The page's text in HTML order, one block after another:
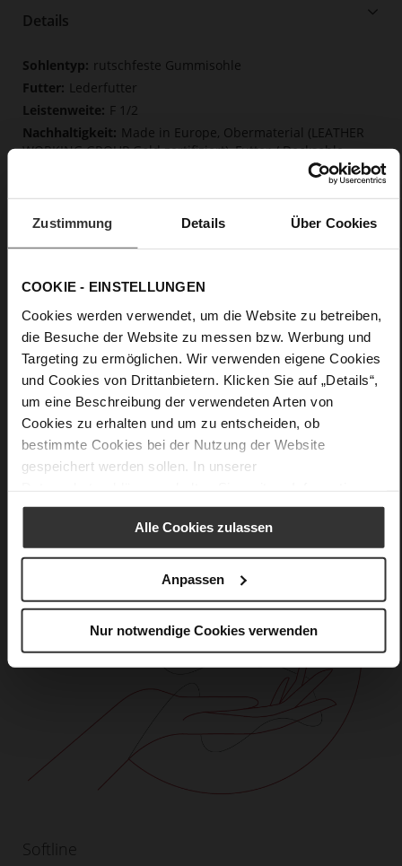
Zustimmung Details Über Cookies
COOKIE - EINSTELLUNGEN
Cookies werden verwendet, um die Website zu betreiben,
die Besuche der Website zu messen bzw. Werbung und
Targeting zu ermöglichen. Wir verwenden eigene Cookies
und Cookies von Drittanbietern. Klicken Sie auf „Details“,
um eine Beschreibung der verwendeten Arten von
Cookies zu erhalten und um zu entscheiden, ob
bestimmte Cookies bei der Nutzung der Website
gespeichert werden sollen. In unserer
Alle Cookies zulassen
Anpassen
Nur notwendige Cookies verwenden
Details
Mehr
Informationen
rutschfeste Gummisohle
Lederfutter
F 1/2
Made in Europe, Obermaterial (LEATHER
WORKING GROUP Gold zertifiziert), Futter / Decksohle
Schnalle
Nein
edles, hochwertiges Lammleder in matter
Optik
Care
Softline